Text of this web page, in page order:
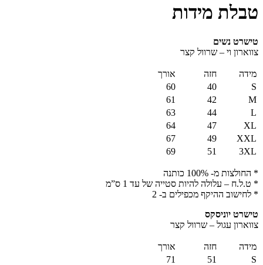
טבלת מידות
טישרט נשים
צווארון וי – שרוול קצר
מידה חזה
אורך
S
40
60
M
42
61
L
44
63
XL
47
64
XXL
49
67
3XL
51
69
* החולצות מ- 100% כותנה
* ט.ל.ח – עלולה להיות סטייה של עד 1 ס”מ
* לחישוב ההיקף מכפילים ב- 2
טישרט יוניסקס
צווארון עגול – שרוול קצר
מידה חזה
אורך
S
51
71